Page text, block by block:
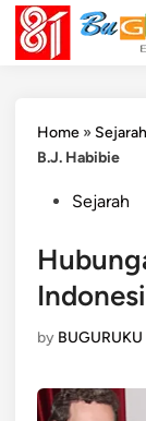
Skip
content
Home » Sejarah
B.J. Habibie
PostedSejarah
by BUGURUKU